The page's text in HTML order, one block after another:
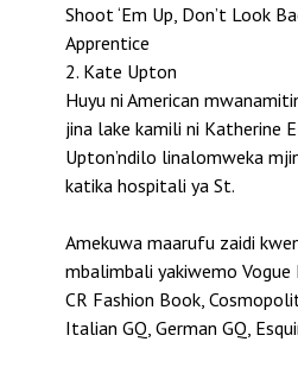
Shoot ‘Em Up, Don’t Look
Apprentice
2. Kate Upton
Huyu ni American
jina lake kamili ni Katherine
Upton’ndilo linalomweka
katika hospitali ya St.
Amekuwa maarufu zaidi
mbalimbali yakiwemo Vogue
CR Fashion Book,
Italian GQ, German GQ,